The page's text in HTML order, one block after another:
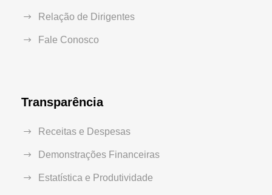
Relação de Dirigentes
Fale Conosco
Transparência
Receitas e Despesas
Demonstrações Financeiras
Estatística e Produtividade